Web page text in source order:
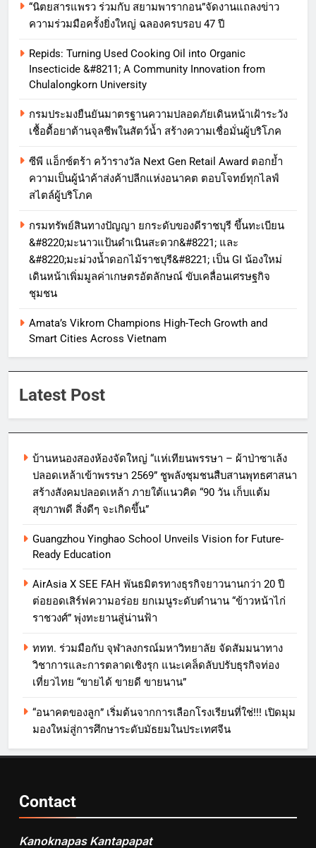
“นิตยสารแพรว ร่วมกับ สยามพารากอน”จัดงานแถลงข่าว
ความร่วมมือครั้งยิ่งใหญ่ ฉลองครบรอบ 47 ปี
Repids: Turning Used Cooking Oil into Organic
Insecticide &#8211; A Community Innovation from
Chulalongkorn University
กรมประมงยืนยันมาตรฐานความปลอดภัยเดินหน้าเฝ้าระวัง
เชื้อดื้อยาต้านจุลชีพในสัตว์น้ำ สร้างความเชื่อมั่นผู้บริโภค
ซีพี แอ็กซ์ตร้า คว้ารางวัล Next Gen Retail Award ตอกย้ำ
ความเป็นผู้นำค้าส่งค้าปลีกแห่งอนาคต ตอบโจทย์ทุกไลฟ์
สไตล์ผู้บริโภค
กรมทรัพย์สินทางปัญญา ยกระดับของดีราชบุรี ขึ้นทะเบียน
&#8220;มะนาวแป้นดำเนินสะดวก&#8221; และ
&#8220;มะม่วงน้ำดอกไม้ราชบุรี&#8221; เป็น GI น้องใหม่
เดินหน้าเพิ่มมูลค่าเกษตรอัตลักษณ์ ขับเคลื่อนเศรษฐกิจ
ชุมชน
Amata’s Vikrom Champions High-Tech Growth and
Smart Cities Across Vietnam
Latest Post
บ้านหนองสองห้องจัดใหญ่ “แห่เทียนพรรษา – ผ้าป่าซาเล้ง
ปลอดเหล้าเข้าพรรษา 2569” ชูพลังชุมชนสืบสานพุทธศาสนา
สร้างสังคมปลอดเหล้า ภายใต้แนวคิด “90 วัน เก็บแต้ม
สุขภาพดี สิ่งดีๆ จะเกิดขึ้น”
Guangzhou Yinghao School Unveils Vision for Future-
Ready Education
AirAsia X SEE FAH พันธมิตรทางธุรกิจยาวนานกว่า 20 ปี
ต่อยอดเสิร์ฟความอร่อย ยกเมนูระดับตำนาน “ข้าวหน้าไก่
ราชวงศ์” พุ่งทะยานสู่น่านฟ้า
ททท. ร่วมมือกับ จุฬาลงกรณ์มหาวิทยาลัย จัดสัมมนาทาง
วิชาการและการตลาดเชิงรุก แนะเคล็ดลับปรับธุรกิจท่อง
เที่ยวไทย “ขายได้ ขายดี ขายนาน”
“อนาคตของลูก” เริ่มต้นจากการเลือกโรงเรียนที่ใช่!!! เปิดมุม
มองใหม่สู่การศึกษาระดับมัธยมในประเทศจีน
Contact
Kanoknapas Kantapapat